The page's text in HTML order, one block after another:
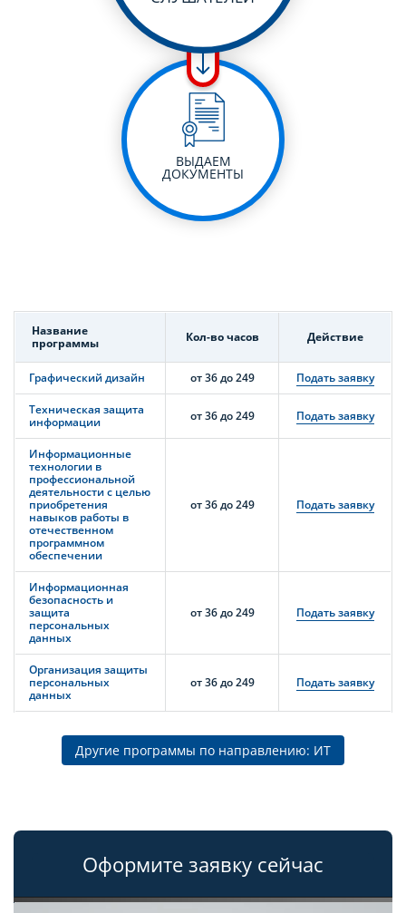
ВЫДАЕМ
ДОКУМЕНТЫ
Название
программы
Кол-во часов Действие
Графический дизайн от 36 до 249 Подать заявку
Техническая защита
информации
от 36 до 249 Подать заявку
Информационные
технологии в
профессиональной
деятельности с целью
приобретения
навыков работы в
отечественном
программном
обеспечении
от 36 до 249 Подать заявку
Информационная
безопасность и
защита
персональных
данных
от 36 до 249 Подать заявку
Организация защиты
персональных
данных
от 36 до 249 Подать заявку
Другие программы по направлению: ИТ
Оформите заявку сейчас